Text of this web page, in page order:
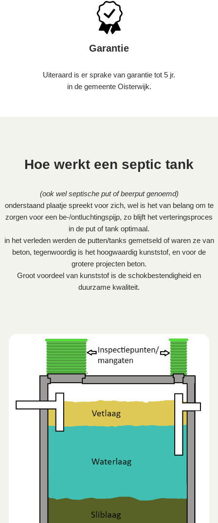
Garantie
Uiteraard is er sprake van garantie tot 5 jr.
in de gemeente Oisterwijk.
Hoe werkt een septic tank
(ook wel septische put of beerput genoemd)
onderstaand plaatje spreekt voor zich, wel is het van belang om te
zorgen voor een be-/ontluchtingspijp, zo blijft het verteringsproces
in de put of tank optimaal.
in het verleden werden de putten/tanks gemetseld of waren ze van
beton, tegenwoordig is het hoogwaardig kunststof, en voor de
grotere projecten beton.
Groot voordeel van kunststof is de schokbestendigheid en
duurzame kwaliteit.